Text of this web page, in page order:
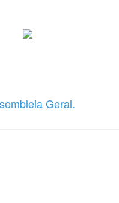
Geral.